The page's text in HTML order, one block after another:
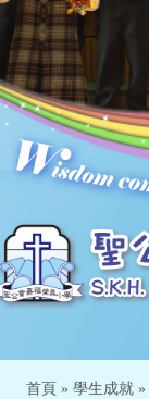
首頁 » 學生成就 »